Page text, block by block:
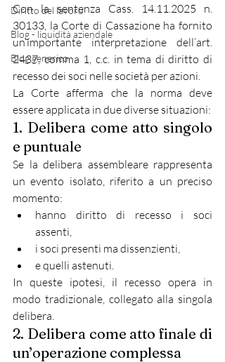
Diritto del lavoro
Blog - liquidità aziendale
Blog generico
Con la sentenza Cass. 14.11.2025 n.
30133, la Corte di Cassazione ha fornito
un’importante interpretazione dell’art.
2437, comma 1, c.c. in tema di diritto di
recesso dei soci nelle società per azioni.
La Corte afferma che la norma deve
essere applicata in due diverse situazioni:
1. Delibera come atto singolo
e puntuale
Se la delibera assembleare rappresenta
un evento isolato, riferito a un preciso
momento:
hanno diritto di recesso i soci
assenti,
i soci presenti ma dissenzienti,
e quelli astenuti.
In queste ipotesi, il recesso opera in
modo tradizionale, collegato alla singola
delibera.
2. Delibera come atto finale di
un’operazione complessa